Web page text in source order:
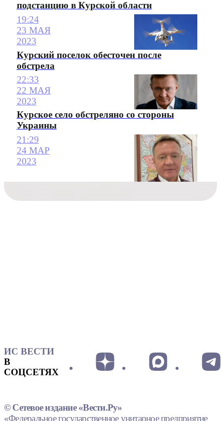
подстанцию в Курской области
19:24
23 МАЯ
2023
Курский поселок обесточен после
обстрела
22:33
22 МАЯ
2023
Курское село обстреляно со стороны
Украины
21:29
24 МАР
2023
ИС ВЕСТИ
В
СОЦСЕТЯХ
© Сетевое издание «Вести.Ру»
«Федеральное государственное унитарное предприятие